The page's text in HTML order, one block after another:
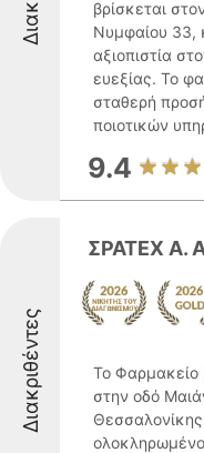
βρίσκεται
Νυμφαίου 33,
αξιοπιστία
ευεξίας. Το
σταθερή
ποιοτικών
9.4
Διακριθέντες
ΣΡΑΤΕΧ Α.
Το Φαρμακείο
στην οδό
ολοκληρωμένο